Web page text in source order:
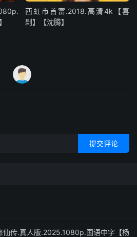
西虹市首富.2018.高清4k【喜
剧】【沈腾】
提交评论
仙传.真人版.2025.1080p.国语中字【杨